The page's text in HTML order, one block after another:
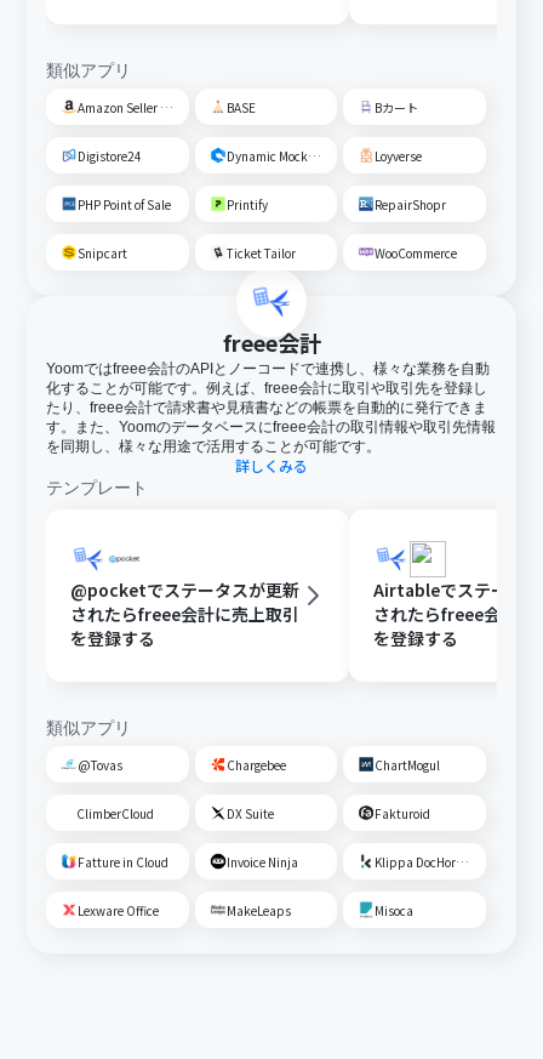
類似アプリ
Amazon Seller Central BASE Bカート
Digistore24 Dynamic Mockups Loyverse
PHP Point of Sale Printify RepairShopr
Snipcart Ticket Tailor WooCommerce
freee会計
Yoomではfreee会計のAPIとノーコードで連携し、様々な業務を自動
化することが可能です。例えば、freee会計に取引や取引先を登録し
たり、freee会計で請求書や見積書などの帳票を自動的に発行できま
す。また、Yoomのデータベースにfreee会計の取引情報や取引先情報
を同期し、様々な用途で活用することが可能です。
詳しくみる
テンプレート
@pocketでステータスが更新
されたらfreee会計に売上取引
を登録する
Airtableでステータ
されたらfreee会計に
を登録する
類似アプリ
@Tovas Chargebee ChartMogul
ClimberCloud DX Suite Fakturoid
Fatture in Cloud Invoice Ninja Klippa DocHorizon
Lexware Office MakeLeaps Misoca